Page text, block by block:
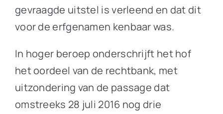
gevraagde uitstel is verleend en dat dit
voor de erfgenamen kenbaar was.
In hoger beroep onderschrijft het hof
het oordeel van de rechtbank, met
uitzondering van de passage dat
omstreeks 28 juli 2016 nog drie